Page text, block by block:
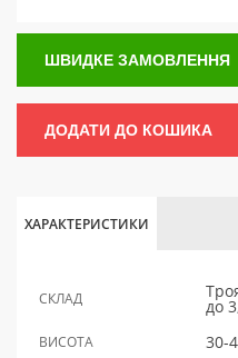
ШВИДКЕ ЗАМОВЛЕННЯ
ДОДАТИ ДО КОШИКА
ХАРАКТЕРИСТИКИ
СКЛАД до
ВИСОТА 30-